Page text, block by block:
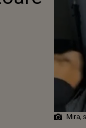
Mira,